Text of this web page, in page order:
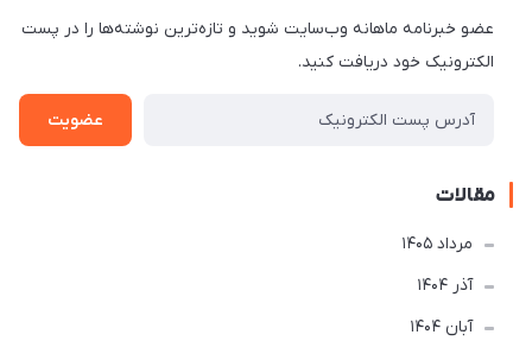
عضو خبرنامه ماهانه وب‌سایت شوید و تازه‌ترین نوشته‌ها را در پست
الکترونیک خود دریافت کنید.
عضویت
مقالات
مرداد 1405
آذر 1404
آبان 1404